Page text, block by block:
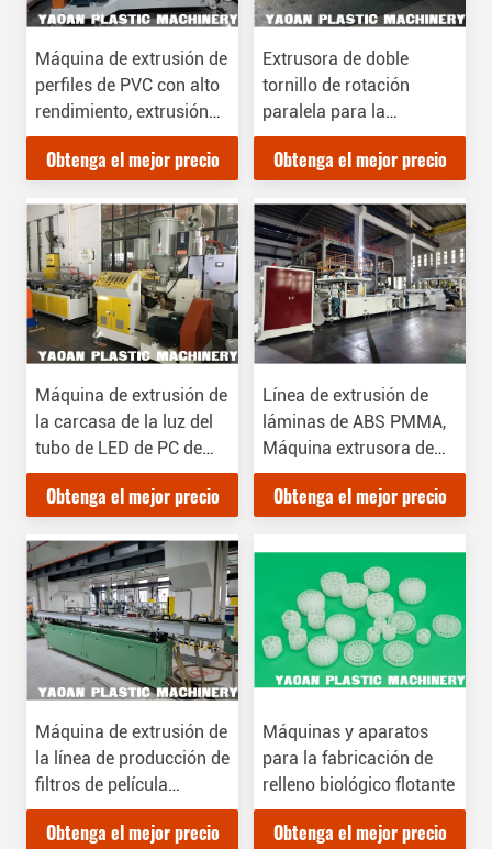
Máquina de extrusión de
perfiles de PVC con alto
rendimiento, extrusión
de un solo tornillo,
certificado CE
Obtenga el mejor precio
Extrusora de doble
tornillo de rotación
paralela para la
preparación de
compuestos
Obtenga el mejor precio
Máquina de extrusión de
la carcasa de la luz del
tubo de LED de PC de
doble color
Obtenga el mejor precio
Línea de extrusión de
láminas de ABS PMMA,
Máquina extrusora de
placas de ABS para
láminas
bañera de refrigerador
Obtenga el mejor precio
Máquina de extrusión de
la línea de producción de
filtros de película
biorreactiva para
tratamiento de agua de
Obtenga el mejor precio
Máquinas y aparatos
para la fabricación de
relleno biológico flotante
Obtenga el mejor precio